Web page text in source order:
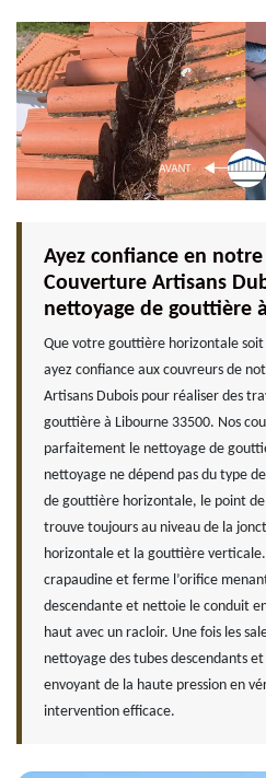
Ayez confiance en
Couverture Artisans
nettoyage de gouttière
Que votre gouttière horizontale
ayez confiance aux couvreurs de
Artisans Dubois pour réaliser des
gouttière à Libourne 33500. Nos
parfaitement le nettoyage de
nettoyage ne dépend pas du type
de gouttière horizontale, le point
trouve toujours au niveau de la
horizontale et la gouttière
crapaudine et ferme l’orifice
descendante et nettoie le conduit
haut avec un racloir. Une fois les
nettoyage des tubes descendants
envoyant de la haute pression en
intervention efficace.